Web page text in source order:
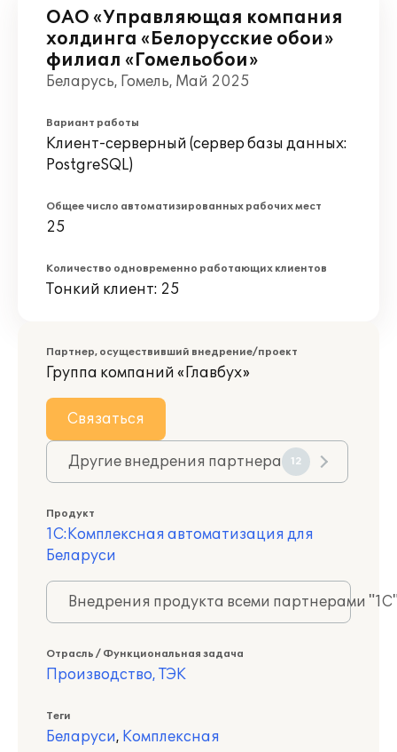
ОАО «Управляющая компания
холдинга «Белорусские обои»
филиал «Гомельобои»
Беларусь, Гомель, Май 2025
Вариант работы
Клиент-серверный (сервер базы данных:
PostgreSQL)
Общее число автоматизированных рабочих мест
25
Количество одновременно работающих клиентов
Тонкий клиент: 25
Партнер, осуществивший внедрение/проект
Группа компаний «Главбух»
Связаться
Другие внедрения партнера 12
Продукт
1С:Комплексная автоматизация для
Беларуси
Внедрения продукта всеми партнерами
Отрасль / Функциональная задача
Производство, ТЭК
Теги
Беларуси, Комплексная